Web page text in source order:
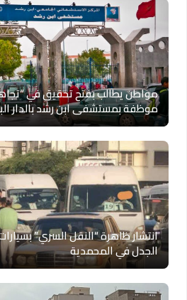
مواطن يطالب بفتح تحقيق في
موظفة بمستشفى ابن رشد بالدار
انتشار ظاهرة “النقل السري”
الجدل في المحمدية